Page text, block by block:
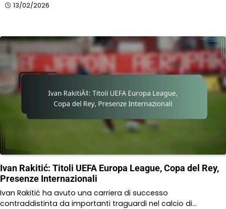
13/02/2026
Ivan Rakitić: Titoli UEFA Europa League, Copa del Rey,
Presenze Internazionali
Ivan Rakitić ha avuto una carriera di successo
contraddistinta da importanti traguardi nel calcio di…